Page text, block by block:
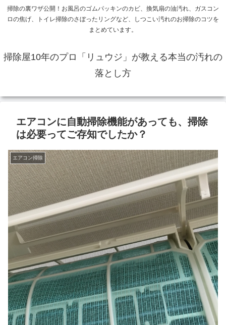
掃除の裏ワザ公開！お風呂のゴムパッキンのカビ、換気扇の油汚れ、ガスコン
ロの焦げ、トイレ掃除のさぼったリングなど、しつこい汚れのお掃除のコツを
まとめています。
掃除屋10年のプロ「リュウジ」が教える本当の汚れの
落とし方
エアコンに自動掃除機能があっても、掃除
は必要ってご存知でしたか？
エアコン掃除